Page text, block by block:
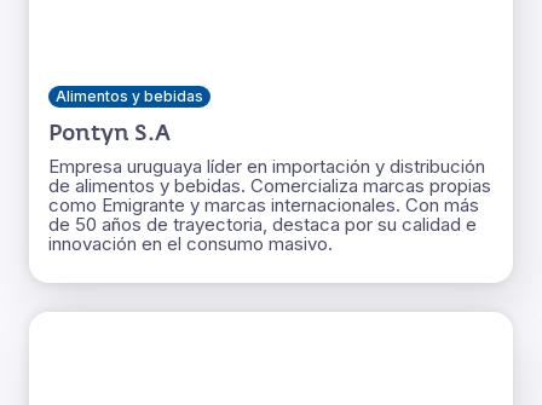
Alimentos y bebidas
Pontyn S.A
Empresa uruguaya líder en importación y distribución
de alimentos y bebidas. Comercializa marcas propias
como Emigrante y marcas internacionales. Con más
de 50 años de trayectoria, destaca por su calidad e
innovación en el consumo masivo.